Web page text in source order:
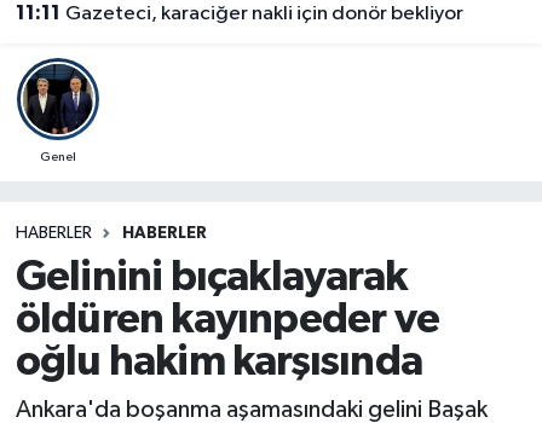
11:11 Gazeteci, karaciğer nakli için donör bekliyor
Genel
HABERLER HABERLER
Gelinini bıçaklayarak
öldüren kayınpeder ve
oğlu hakim karşısında
Ankara'da boşanma aşamasındaki gelini Başak
İğdir Namaz Vakitleri
Iğdır Trafik Yoğunluk Haritası
Süper Lig Puan Durumu ve Fikstür
Son Dakika Haberleri
Haber Arşivi